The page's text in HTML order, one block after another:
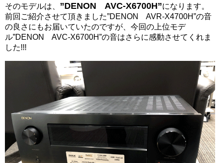
そのモデルは、 ”DENON AVC-X6700H”になります。
前回ご紹介させて頂きました”DENON AVR-X4700H”の音
の良さにもお届いていたのですが、今回の上位モデ
ル”DENON AVC-X6700H”の音はさらに感動させてくれま
した!!!